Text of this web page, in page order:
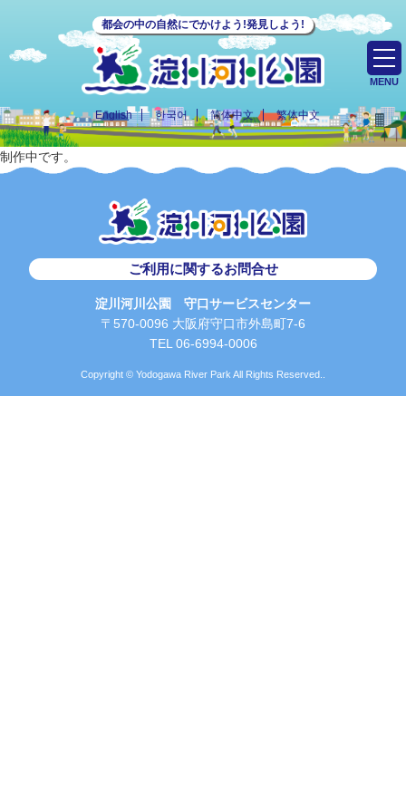
都会の中の自然にでかけよう!発見しよう!
English 한국어 简体中文 繁体中文
MENU
制作中です。
ご利用に関するお問合せ
淀川河川公園 守口サービスセンター
〒570-0096 大阪府守口市外島町7-6
TEL 06-6994-0006
Copyright © Yodogawa River Park All Rights Reserved..